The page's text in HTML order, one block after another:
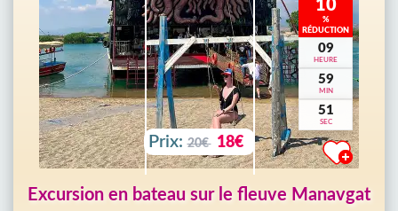
10
%
RÉDUCTION
09
HEURE
59
MIN
49
SEC
Prix: 20€ 18€
Excursion en bateau sur le fleuve Manavgat